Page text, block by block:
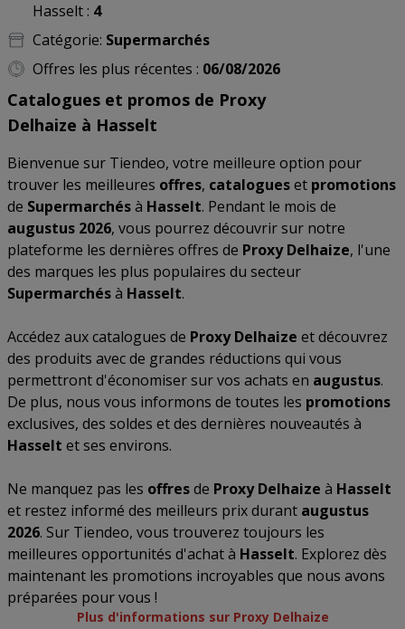
Hasselt : 4
Catégorie: Supermarchés
Offres les plus récentes : 06/08/2026
Catalogues et promos de Proxy
Delhaize à Hasselt
Bienvenue sur Tiendeo, votre meilleure option pour
trouver les meilleures offres, catalogueset promotions
de Supermarchésà Hasselt. Pendant le mois de
augustus 2026, vous pourrez découvrir sur notre
plateforme les dernières offres de Proxy Delhaize, l'une
des marques les plus populaires du secteur
Supermarchésà Hasselt.
Accédez aux catalogues de Proxy Delhaize et découvrez
des produits avec de grandes réductions qui vous
permettront d'économiser sur vos achats en augustus.
De plus, nous vous informons de toutes les promotions
exclusives, des soldes et des dernières nouveautés à
Hasselt et ses environs.
Ne manquez pas les offresde Proxy Delhaize à Hasselt
et restez informé des meilleurs prix durant augustus
2026. Sur Tiendeo, vous trouverez toujours les
meilleures opportunités d'achat à Hasselt. Explorez dès
maintenant les promotions incroyables que nous avons
préparées pour vous !
Plus d'informations sur Proxy Delhaize